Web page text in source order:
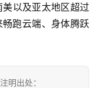
以及亚太地区超过
跑云端、身体腾跃
明出处：